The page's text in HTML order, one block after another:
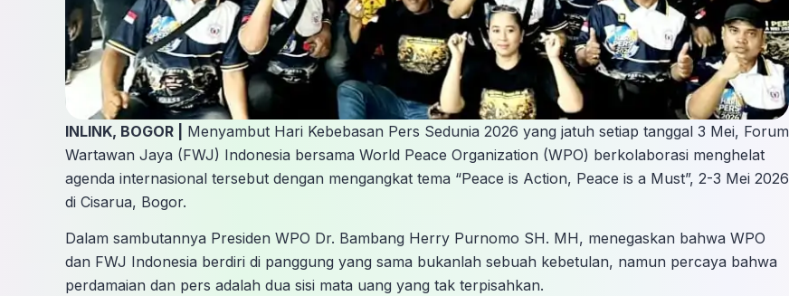
INLINK, BOGOR |
Menyambut Hari Kebebasan Pers Sedunia 2026 yang jatuh setiap tanggal 3 Mei, Forum
Wartawan Jaya (FWJ) Indonesia bersama World Peace Organization (WPO) berkolaborasi menghelat
agenda internasional tersebut dengan mengangkat tema “Peace is Action, Peace is a Must”, 2-3 Mei 2026
di Cisarua, Bogor.
Dalam sambutannya Presiden WPO Dr. Bambang Herry Purnomo SH. MH, menegaskan bahwa WPO
dan FWJ Indonesia berdiri di panggung yang sama bukanlah sebuah kebetulan, namun percaya bahwa
perdamaian dan pers adalah dua sisi mata uang yang tak terpisahkan.